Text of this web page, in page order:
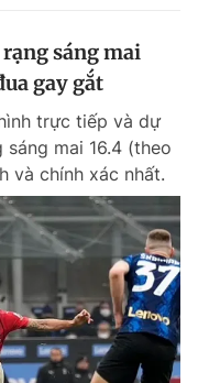
sáng mai
gay gắt
trực tiếp và dự
mai 16.4 (theo
và chính xác nhất.